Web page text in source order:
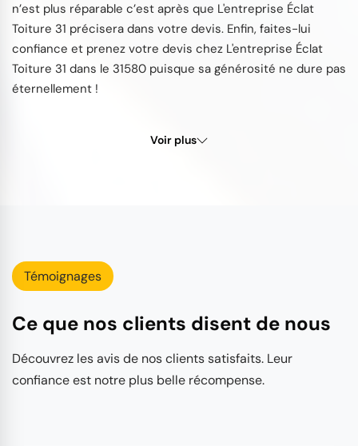
n’est plus réparable c’est après que L'entreprise Éclat
Toiture 31 précisera dans votre devis. Enfin, faites-lui
confiance et prenez votre devis chez L'entreprise Éclat
Toiture 31 dans le 31580 puisque sa générosité ne dure pas
éternellement !
Voir plus
Témoignages
Ce que nos clients disent de nous
Découvrez les avis de nos clients satisfaits. Leur
confiance est notre plus belle récompense.